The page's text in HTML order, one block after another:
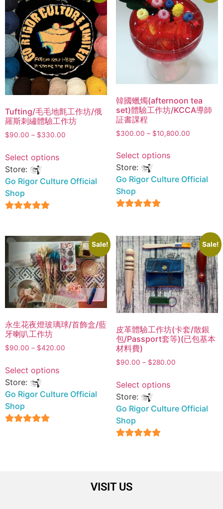
Tufting/毛毛地氈工作坊/俄
羅斯刺繡體驗工作坊
$90.00 – $330.00
Select options
Store:
Go Rigor Culture Official
Shop
韓國蠟燭(afternoon tea
set)體驗工作坊/KCCA導師
証書課程
$300.00 – $10,800.00
Select options
Store:
Go Rigor Culture Official
Shop
Sale!
永生花夜燈玻璃球/首飾盒/藍
牙喇叭工作坊
$90.00 – $420.00
Select options
Store:
Go Rigor Culture Official
Shop
Sale!
皮革體驗工作坊(卡套/散銀
包/Passport套等)(已包基本
材料費)
$90.00 – $280.00
Select options
Store:
Go Rigor Culture Official
Shop
VISIT US